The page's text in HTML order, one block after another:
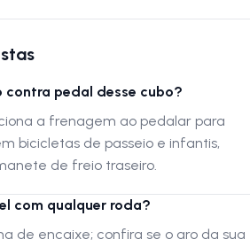
de Montagem Correta
é crucial que a montagem seja verificada
por guinchos para apartamentos.
produto e certifique-se que o mesmo passa
Verifique limitações do produto
contra pedal desse cubo?
a frenagem ao pedalar para
bicicletas de passeio e infantis,
de freio traseiro.
com qualquer roda?
de encaixe; confira se o aro da sua